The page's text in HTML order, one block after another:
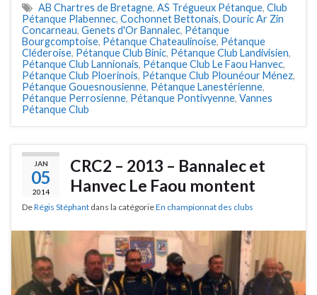
AB Chartres de Bretagne, AS Trégueux Pétanque, Club
Pétanque Plabennec, Cochonnet Bettonais, Douric Ar Zin
Concarneau, Genets d'Or Bannalec, Pétanque
Bourgcomptoise, Pétanque Chateaulinoise, Pétanque
Cléderoise, Pétanque Club Binic, Pétanque Club Landivisien,
Pétanque Club Lannionais, Pétanque Club Le Faou Hanvec,
Pétanque Club Ploerinois, Pétanque Club Plounéour Ménez,
Pétanque Gouesnousienne, Pétanque Lanestérienne,
Pétanque Perrosienne, Pétanque Pontivyenne, Vannes
Pétanque Club
JAN
05
2014
CRC2 – 2013 – Bannalec et
Hanvec Le Faou montent
DeRégis Stéphant dans la catégorieEn championnat des clubs